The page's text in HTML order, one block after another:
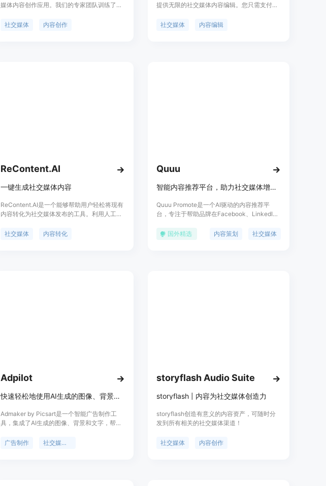
媒体内容创作应用。我们的专家团队训练了
帖子。它可以帮助用户在多个社交媒体平台上
社交媒体 内容创作
提供无限的社交媒体内容编辑。您只需支付每
致力于为您提供高质量的内容编辑服务。
社交媒体 内容编辑
ReContent.AI
一键生成社交媒体内容
ReContent.AI是一个能够帮助用户轻松将现有
内容转化为社交媒体发布的工具。利用人工智
的帖子。无需费时费力，让您的信息更好地传
社交媒体 内容转化
Quuu
智能内容推荐平台，助力社交媒体增长。
Quuu Promote是一个AI驱动的内容推荐平
台，专注于帮助品牌在Facebook、LinkedIn
它通过分析品牌声音和受众行为，提供个性化
国外精选 内容策划 社交媒体
Adpilot
快速轻松地使用AI生成的图像、背景和文字创建社交媒体广告
Admaker by Picsart是一个智能广告制作工
具，集成了AI生成的图像、背景和文字，帮助
具可以帮助用户节省时间和精力，提供定制化
广告制作 社交媒体广告
storyflash Audio Suite
storyflash | 内容为社交媒体创造力
storyflash创造有意义的内容资产，可随时分
发到所有相关的社交媒体渠道！
社交媒体 内容创作